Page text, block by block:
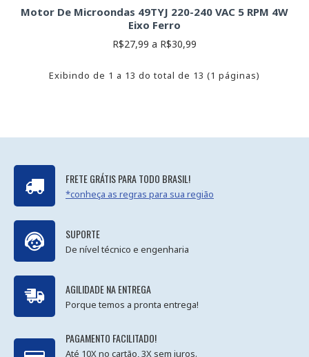
Motor De Microondas 49TYJ 220-240 VAC 5 RPM 4W
Eixo Ferro
R$27,99 a R$30,99
Exibindo de 1 a 13 do total de 13 (1 páginas)
FRETE GRÁTIS PARA TODO BRASIL!
*conheça as regras para sua região
SUPORTE
De nível técnico e engenharia
AGILIDADE NA ENTREGA
Porque temos a pronta entrega!
PAGAMENTO FACILITADO!
Até 10X no cartão, 3X sem juros.